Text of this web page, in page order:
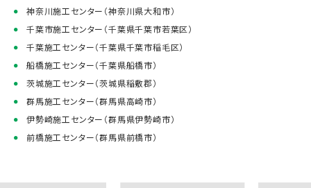
神奈川施工センター（神奈川県大和市）
千葉市施工センター（千葉県千葉市若葉区）
千葉施工センター（千葉県千葉市稲毛区）
船橋施工センター（千葉県船橋市）
茨城施工センター（茨城県稲敷郡）
群馬施工センター（群馬県高崎市）
伊勢崎施工センター（群馬県伊勢崎市）
前橋施工センター（群馬県前橋市）